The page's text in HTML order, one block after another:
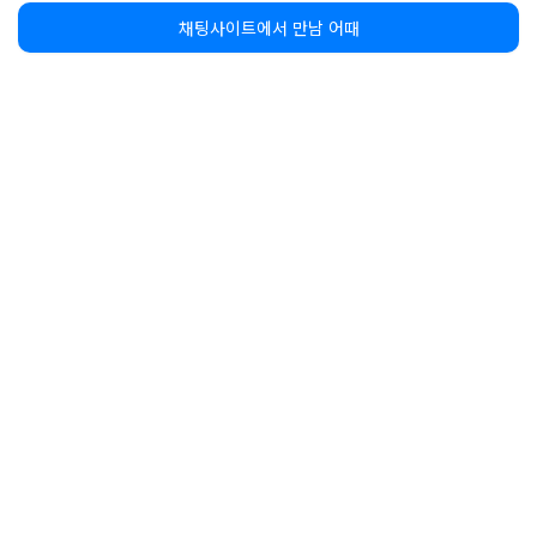
채팅사이트에서 만남 어때